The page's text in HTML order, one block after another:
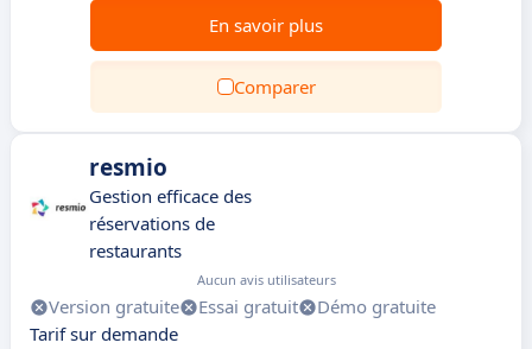
En savoir plus
Comparer
resmio
Gestion efficace des
réservations de
restaurants
Aucun avis utilisateurs
Version gratuite Essai gratuit
Démo gratuite
Tarif sur demande